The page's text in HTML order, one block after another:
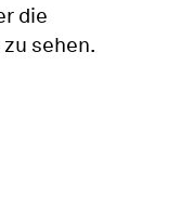
die
sehen.